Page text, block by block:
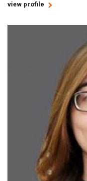
view profile